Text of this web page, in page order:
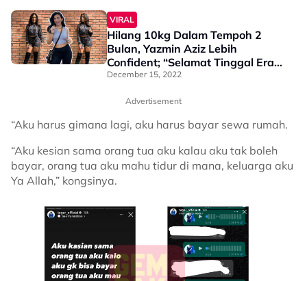
VIRAL
Hilang 10kg Dalam Tempoh 2
Bulan, Yazmin Aziz Lebih
Confident; “Selamat Tinggal Era
Zaman Badan Chubby…”
December 15, 2022
Advertisement
“Aku harus gimana lagi, aku harus bayar sewa rumah.
“Aku kesian sama orang tua aku kalau aku tak boleh
bayar, orang tua aku mahu tidur di mana, keluarga aku
Ya Allah,” kongsinya.